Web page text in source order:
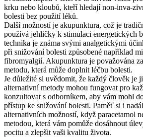
krku nebo kloubů, kteří hledají non-inva-
bolesti bez použití léků.
Další možností je akupunktura, což je
používá jehličky k stimulaci energetických
technika je známa svými analgetickými
při snižování bolesti způsobené například
fibromyalgií. Akupunktura je považována
metodu, která může doplnit léčbu bolesti.
Je důležité si uvědomit, že každý člověk je
alternativní metody mohou fungovat pro
konzultovat s odborníkem, aby vám mohl
přístup ke snižování bolesti. Paměť si i
alternativních možností, když paracetamol
metodou, která vám pomůže dosáhnout
pocitu a zlepšit vaši kvalitu života.